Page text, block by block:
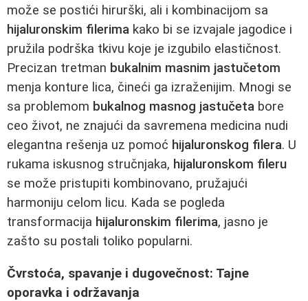
može se postići hirurški, ali i kombinacijom sa
hijaluronskim filerima kako bi se izvajale jagodice i
pružila podrška tkivu koje je izgubilo elastičnost.
Precizan tretman bukalnim masnim jastučetom
menja konture lica, čineći ga izraženijim. Mnogi se
sa problemom bukalnog masnog jastučeta bore
ceo život, ne znajući da savremena medicina nudi
elegantna rešenja uz pomoć hijaluronskog filera. U
rukama iskusnog stručnjaka, hijaluronskom fileru
se može pristupiti kombinovano, pružajući
harmoniju celom licu. Kada se pogleda
transformacija hijaluronskim filerima, jasno je
zašto su postali toliko popularni.
Čvrstoća, spavanje i dugovečnost: Tajne
oporavka i održavanja